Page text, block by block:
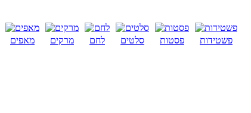
מאפים מרקים לחם סלטים פסטות פשטידות